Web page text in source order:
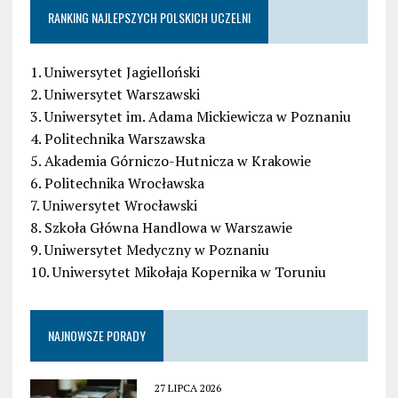
RANKING NAJLEPSZYCH POLSKICH UCZELNI
1. Uniwersytet Jagielloński
2. Uniwersytet Warszawski
3. Uniwersytet im. Adama Mickiewicza w Poznaniu
4. Politechnika Warszawska
5. Akademia Górniczo-Hutnicza w Krakowie
6. Politechnika Wrocławska
7. Uniwersytet Wrocławski
8. Szkoła Główna Handlowa w Warszawie
9. Uniwersytet Medyczny w Poznaniu
10. Uniwersytet Mikołaja Kopernika w Toruniu
NAJNOWSZE PORADY
27 LIPCA 2026